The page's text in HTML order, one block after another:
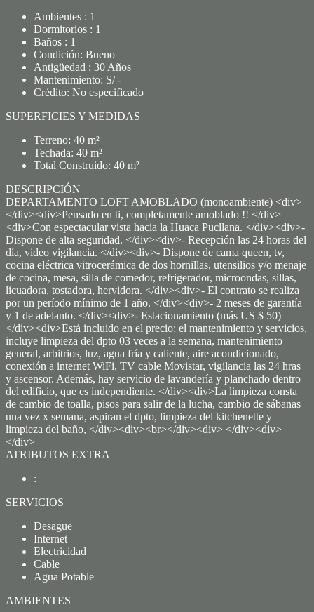
Ambientes : 1
Dormitorios : 1
Baños : 1
Condición: Bueno
Antigüedad : 30 Años
Mantenimiento: S/ -
Crédito: No especificado
SUPERFICIES Y MEDIDAS
Terreno: 40 m²
Techada: 40 m²
Total Construido: 40 m²
DESCRIPCIÓN
DEPARTAMENTO LOFT AMOBLADO (monoambiente) <div>
</div><div>Pensado en ti, completamente amoblado !! </div>
<div>Con espectacular vista hacia la Huaca Pucllana. </div><div>-
Dispone de alta seguridad. </div><div>- Recepción las 24 horas del
día, video vigilancia. </div><div>- Dispone de cama queen, tv,
cocina eléctrica vitrocerámica de dos hornillas, utensilios y/o menaje
de cocina, mesa, silla de comedor, refrigerador, microondas, sillas,
licuadora, tostadora, hervidora. </div><div>- El contrato se realiza
por un período mínimo de 1 año. </div><div>- 2 meses de garantía
y 1 de adelanto. </div><div>- Estacionamiento (más US $ 50)
</div><div>Está incluido en el precio: el mantenimiento y servicios,
incluye limpieza del dpto 03 veces a la semana, mantenimiento
general, arbitrios, luz, agua fría y caliente, aire acondicionado,
conexión a internet WiFi, TV cable Movistar, vigilancia las 24 hras
y ascensor. Además, hay servicio de lavandería y planchado dentro
del edificio, que es independiente. </div><div>La limpieza consta
de cambio de toalla, pisos para salir de la lucha, cambio de sábanas
una vez x semana, aspiran el dpto, limpieza del kitchenette y
limpieza del baño, </div><div><br></div><div> </div><div>
</div>
ATRIBUTOS EXTRA
:
SERVICIOS
Desague
Internet
Electricidad
Cable
Agua Potable
AMBIENTES